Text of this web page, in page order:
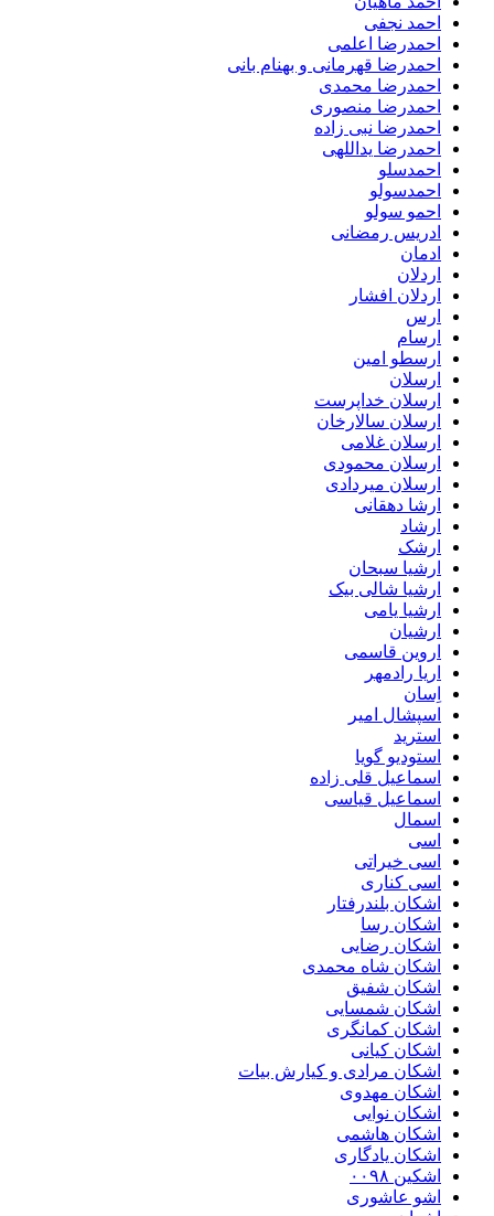
احمد نجفی
احمدرضا اعلمی
احمدرضا قهرمانی و بهنام بانی
احمدرضا محمدی
احمدرضا منصوری
احمدرضا نبی زاده
احمدرضا یداللهی
احمدسلو
احمدسولو
احمو سولو
ادریس رمضانی
ادمان
اردلان
اردلان افشار
ارس
ارسام
ارسطو امین
ارسلان
ارسلان خداپرست
ارسلان سالارخان
ارسلان غلامی
ارسلان محمودی
ارسلان میردادی
ارشا دهقانی
ارشاد
ارشک
ارشیا سبحان
ارشیا شالی بیک
ارشیا یامی
ارشیان
اروین قاسمی
اریا رادمهر
اِسان
اسپشال امیر
استرید
استودیو گویا
اسماعیل قلی زاده
اسماعیل قیاسی
اسمال
اسی
اسی خیراتی
اسی کناری
اشکان بلندرفتار
اشکان رسا
اشکان رضایی
اشکان شاه محمدی
اشکان شفیق
اشکان شمسایی
اشکان‌ کمانگری
اشکان کیانی
اشکان مرادی و کیارش بیات
اشکان مهدوی
اشکان نوایی
اشکان هاشمی
اشکان یادگاری
اشکین ۰۰۹۸
اشو عاشوری